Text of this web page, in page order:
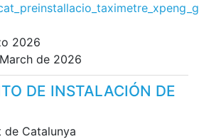
2026
de 2026
DE INSTALACIÓN DE
de Catalunya